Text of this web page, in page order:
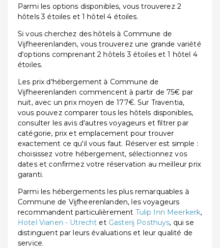
Parmi les options disponibles, vous trouverez 2
hôtels 3 étoiles et 1 hôtel 4 étoiles.
Si vous cherchez des hôtels à Commune de
Vijfheerenlanden, vous trouverez une grande variété
d'options comprenant 2 hôtels 3 étoiles et 1 hôtel 4
étoiles.
Les prix d'hébergement à Commune de
Vijfheerenlanden commencent à partir de 75€ par
nuit, avec un prix moyen de 177€. Sur Traventia,
vous pouvez comparer tous les hôtels disponibles,
consulter les avis d'autres voyageurs et filtrer par
catégorie, prix et emplacement pour trouver
exactement ce qu'il vous faut. Réserver est simple :
choisissez votre hébergement, sélectionnez vos
dates et confirmez votre réservation au meilleur prix
garanti.
Parmi les hébergements les plus remarquables à
Commune de Vijfheerenlanden, les voyageurs
recommandent particulièrement Tulip Inn Meerkerk,
Hotel Vianen - Utrecht et Gasterij Posthuys, qui se
distinguent par leurs évaluations et leur qualité de
service.